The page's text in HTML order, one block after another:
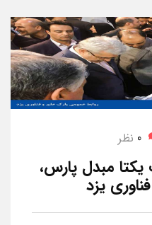
0 نظر
مبدل پارس،
یزد